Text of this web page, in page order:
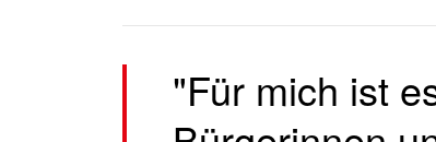
"Für mich ist